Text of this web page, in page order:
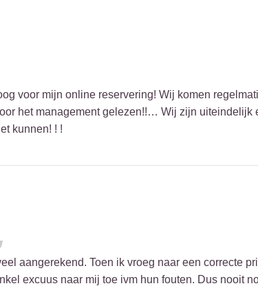
voor mijn online reservering! Wij komen
het management gelezen!!… Wij zijn uiteindelijk
kunnen! ! !
aangerekend. Toen ik vroeg naar een correcte
excuus naar mij toe ivm hun fouten. Dus nooit